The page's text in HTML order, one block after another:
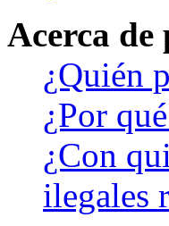
Acerca de
¿Quién
¿Por
¿Con
ilegales